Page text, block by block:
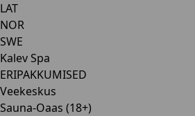
LAT
NOR
SWE
Kalev Spa
ERIPAKKUMISED
Veekeskus
Sauna-Oaas (18+)